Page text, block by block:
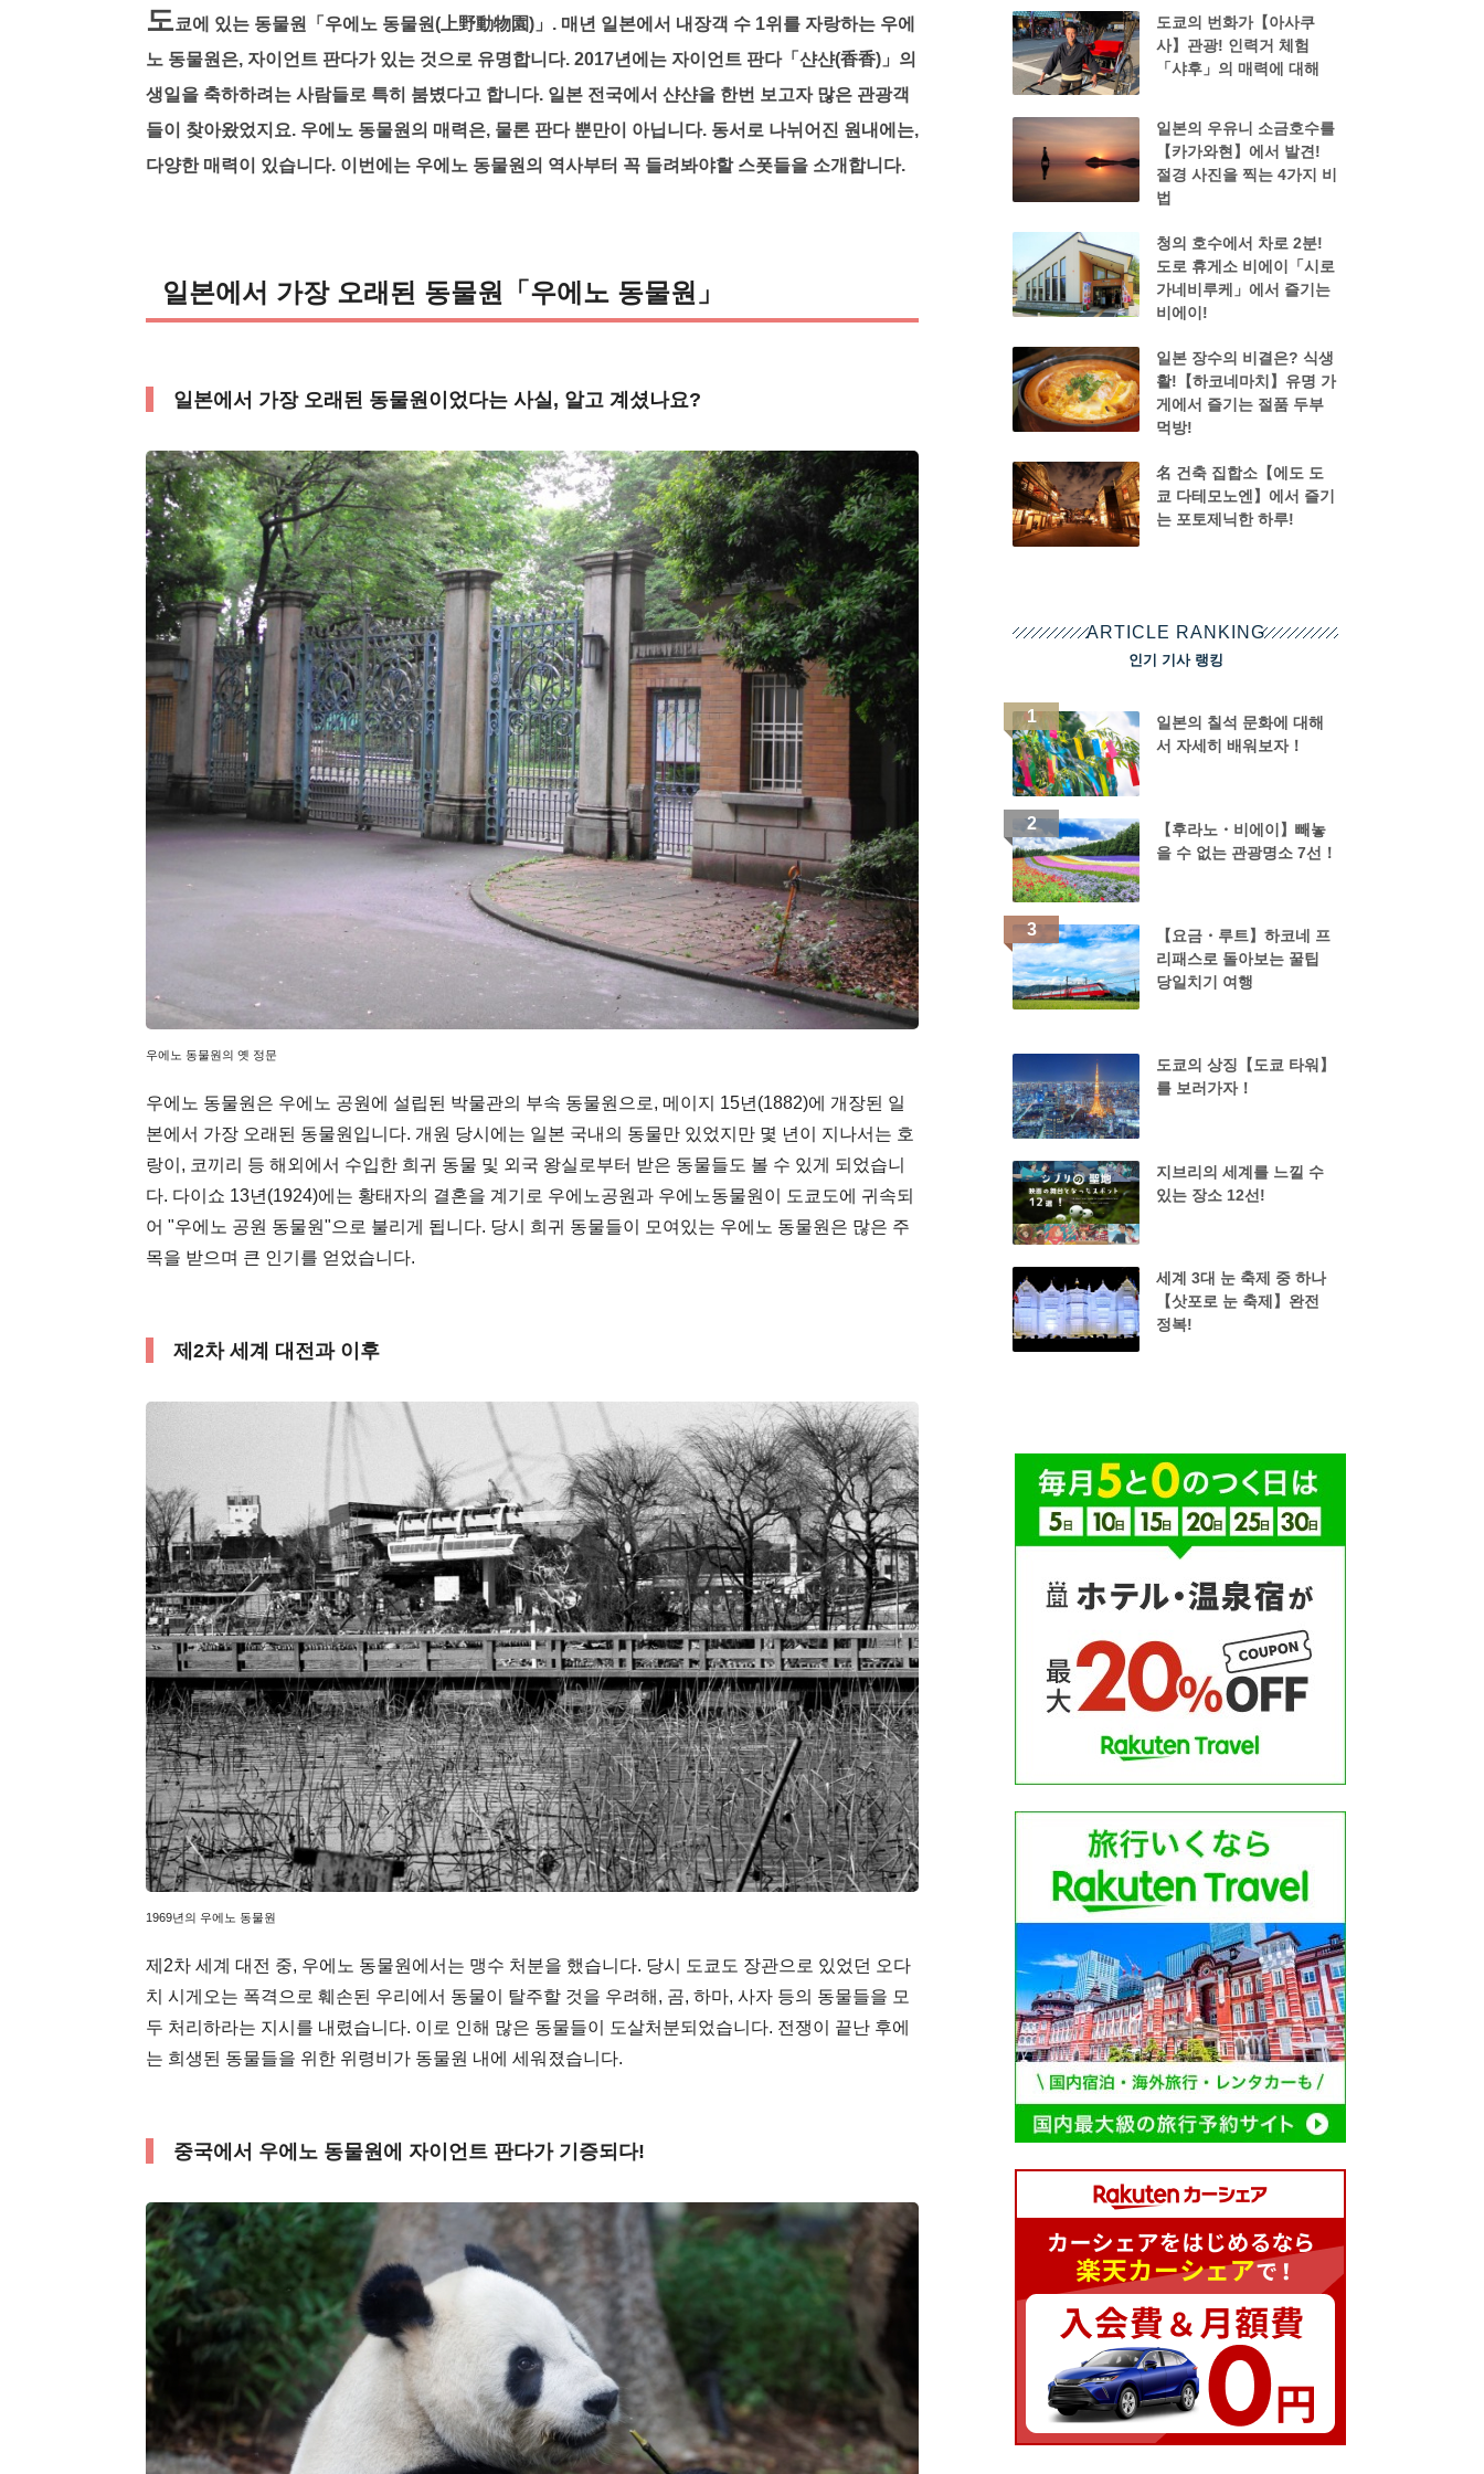
도쿄에 있는 동물원「우에노 동물원(上野動物園)」. 매년 일본에서 내장객 수 1위를 자랑하는 우에
노 동물원은, 자이언트 판다가 있는 것으로 유명합니다. 2017년에는 자이언트 판다「샨샨(香香)」의
생일을 축하하려는 사람들로 특히 붐볐다고 합니다. 일본 전국에서 샨샨을 한번 보고자 많은 관광객
들이 찾아왔었지요. 우에노 동물원의 매력은, 물론 판다 뿐만이 아닙니다. 동서로 나뉘어진 원내에는,
다양한 매력이 있습니다. 이번에는 우에노 동물원의 역사부터 꼭 들려봐야할 스폿들을 소개합니다.
일본에서 가장 오래된 동물원「우에노 동물원」
일본에서 가장 오래된 동물원이었다는 사실, 알고 계셨나요?
우에노 동물원의 옛 정문
우에노 동물원은 우에노 공원에 설립된 박물관의 부속 동물원으로, 메이지 15년(1882)에 개장된 일
본에서 가장 오래된 동물원입니다. 개원 당시에는 일본 국내의 동물만 있었지만 몇 년이 지나서는 호
랑이, 코끼리 등 해외에서 수입한 희귀 동물 및 외국 왕실로부터 받은 동물들도 볼 수 있게 되었습니
다. 다이쇼 13년(1924)에는 황태자의 결혼을 계기로 우에노공원과 우에노동물원이 도쿄도에 귀속되
어 "우에노 공원 동물원"으로 불리게 됩니다. 당시 희귀 동물들이 모여있는 우에노 동물원은 많은 주
목을 받으며 큰 인기를 얻었습니다.
제2차 세계 대전과 이후
1969년의 우에노 동물원
제2차 세계 대전 중, 우에노 동물원에서는 맹수 처분을 했습니다. 당시 도쿄도 장관으로 있었던 오다
치 시게오는 폭격으로 훼손된 우리에서 동물이 탈주할 것을 우려해, 곰, 하마, 사자 등의 동물들을 모
두 처리하라는 지시를 내렸습니다. 이로 인해 많은 동물들이 도살처분되었습니다. 전쟁이 끝난 후에
는 희생된 동물들을 위한 위령비가 동물원 내에 세워졌습니다.
중국에서 우에노 동물원에 자이언트 판다가 기증되다!
도쿄의 번화가【아사쿠
사】관광! 인력거 체험
「샤후」의 매력에 대해
일본의 우유니 소금호수를
【카가와현】에서 발견!
절경 사진을 찍는 4가지 비
법
청의 호수에서 차로 2분!
도로 휴게소 비에이「시로
가네비루케」에서 즐기는
비에이!
일본 장수의 비결은? 식생
활!【하코네마치】유명 가
게에서 즐기는 절품 두부
먹방!
名 건축 집합소【에도 도
쿄 다테모노엔】에서 즐기
는 포토제닉한 하루!
ARTICLE RANKING
인기 기사 랭킹
일본의 칠석 문화에 대해
서 자세히 배워보자！
【후라노・비에이】빼놓
을 수 없는 관광명소 7선！
【요금・루트】하코네 프
리패스로 돌아보는 꿀팁
당일치기 여행
도쿄의 상징【도쿄 타워】
를 보러가자！
지브리의 세계를 느낄 수
있는 장소 12선!
세계 3대 눈 축제 중 하나
【삿포로 눈 축제】완전
정복!